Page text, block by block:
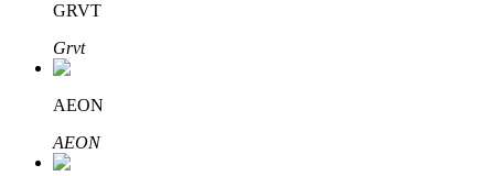
Bitrue
GRVT
Grvt
AEON
AEON